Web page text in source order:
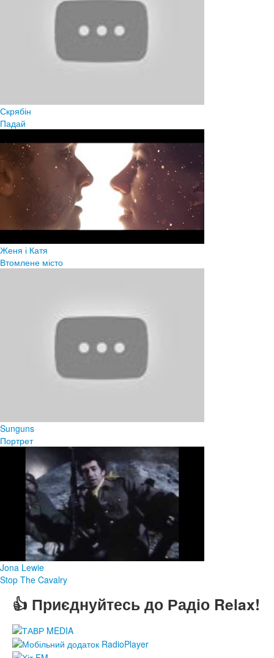
Скрябін
Падай
Женя і Катя
Втомлене місто
Sunguns
Портрет
Jona Lewie
Stop The Cavalry
👍 Приєднуйтесь до Радіо Relax!